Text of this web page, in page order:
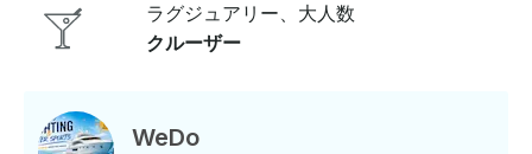
ラグジュアリー、大人数
クルーザー
WeDo